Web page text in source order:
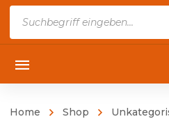
Home Shop